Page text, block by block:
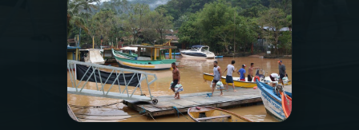
PODCASTS
VIDEOCASTS